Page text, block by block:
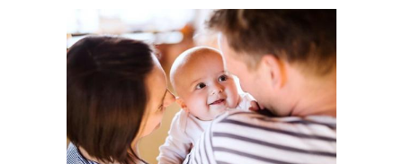
Имена на выбор Тенденции в именах
Различия в популярных
именах
Красивое имя